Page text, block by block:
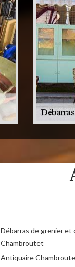
Débarras de grenier et
Chambroutet
Antiquaire